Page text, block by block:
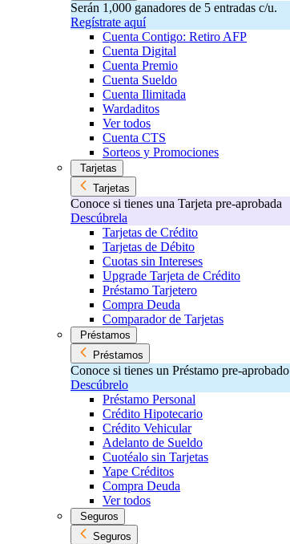
Serán 1,000 ganadores de 5 entradas c/u.
Regístrate aquí
Cuenta Contigo: Retiro AFP
Cuenta Digital
Cuenta Premio
Cuenta Sueldo
Cuenta Ilimitada
Wardaditos
Ver todos
Cuenta CTS
Sorteos y Promociones
Tarjetas
Tarjetas
Conoce si tienes una Tarjeta pre-aprobada
Descúbrela
Tarjetas de Crédito
Tarjetas de Débito
Cuotas sin Intereses
Upgrade Tarjeta de Crédito
Préstamo Tarjetero
Compra Deuda
Comparador de Tarjetas
Préstamos
Préstamos
Conoce si tienes un Préstamo pre-aprobado
Descúbrelo
Préstamo Personal
Crédito Hipotecario
Crédito Vehicular
Adelanto de Sueldo
Cuotéalo sin Tarjetas
Yape Créditos
Compra Deuda
Ver todos
Seguros
Seguros